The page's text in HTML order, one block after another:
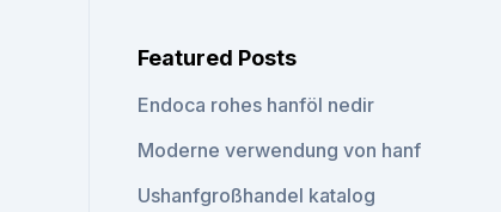
Featured Posts
Endoca rohes hanföl nedir
Moderne verwendung von hanf
Ushanfgroßhandel katalog